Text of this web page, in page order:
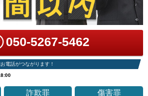
050-5267-5462
電話がつながります！
詐欺罪 傷害罪